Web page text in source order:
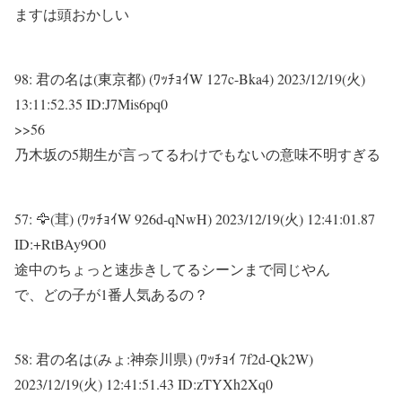
ますは頭おかしい
98: 君の名は(東京都) (ﾜｯﾁｮｲW 127c-Bka4)2023/12/19(火)
13:11:52.35 ID:J7Mis6pq0
>>56
乃木坂の5期生が言ってるわけでもないの意味不明すぎる
57: 🦅(茸) (ﾜｯﾁｮｲW 926d-qNwH)2023/12/19(火) 12:41:01.87
ID:+RtBAy9O0
途中のちょっと速歩きしてるシーンまで同じやん
で、どの子が1番人気あるの？
58: 君の名は(みょ:神奈川県) (ﾜｯﾁｮｲ 7f2d-Qk2W)
2023/12/19(火) 12:41:51.43 ID:zTYXh2Xq0